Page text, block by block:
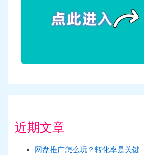
近期文章
网盘推广怎么玩？转化率是关键